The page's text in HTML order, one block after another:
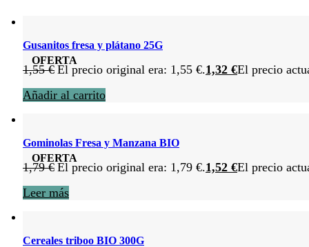
OFERTA
Gusanitos fresa y plátano 25G
1,55€ El precio original era: 1,55 €.1,32 €El precio
Añadir al carrito
OFERTA
Gominolas Fresa y Manzana BIO
1,79€ El precio original era: 1,79 €.1,52 €El precio
Leer más
Cereales triboo BIO 300G